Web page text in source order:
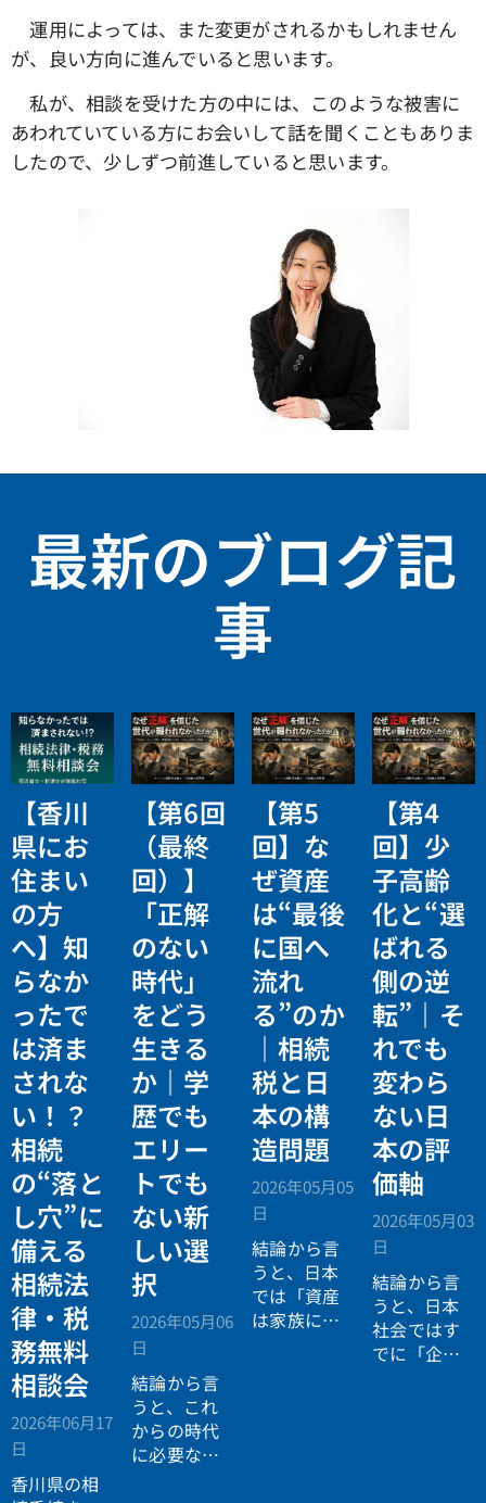
運用によっては、また変更がされるかもしれません
が、良い方向に進んでいると思います。
私が、相談を受けた方の中には、このような被害に
あわれていている方にお会いして話を聞くこともありま
したので、少しずつ前進していると思います。
最新のブログ記
事
【香川
県にお
住まい
の方
へ】知
らなか
ったで
は済ま
されな
い！？
相続
の“落と
し穴”に
備える
相続法
律・税
務無料
相談会
2026年06月17
日
香川県の相
【第6回
（最終
回）】
「正解
のない
時代」
をどう
生きる
か｜学
歴でも
エリー
トでも
ない新
しい選
択
2026年05月06
日
結論から言
うと、これ
からの時代
に必要なの
【第5
回】な
ぜ資産
は“最後
に国へ
流れ
る”のか
｜相続
税と日
本の構
造問題
2026年05月05
日
結論から言
うと、日本
では「資産
は家族に引
【第4
回】少
子高齢
化と“選
ばれる
側の逆
転”｜そ
れでも
変わら
ない日
本の評
価軸
2026年05月03
日
結論から言
うと、日本
社会ではす
でに「企業